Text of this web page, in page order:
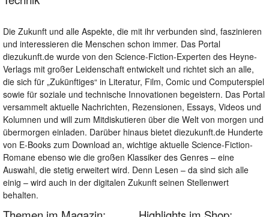
Die Zukunft und alle Aspekte, die mit ihr verbunden sind, faszinieren
und interessieren die Menschen schon immer. Das Portal
diezukunft.de wurde von den Science-Fiction-Experten des Heyne-
Verlags mit großer Leidenschaft entwickelt und richtet sich an alle,
die sich für „Zukünftiges“ in Literatur, Film, Comic und Computerspiel
sowie für soziale und technische Innovationen begeistern. Das Portal
versammelt aktuelle Nachrichten, Rezensionen, Essays, Videos und
Kolumnen und will zum Mitdiskutieren über die Welt von morgen und
übermorgen einladen. Darüber hinaus bietet diezukunft.de Hunderte
von E-Books zum Download an, wichtige aktuelle Science-Fiction-
Romane ebenso wie die großen Klassiker des Genres – eine
Auswahl, die stetig erweitert wird. Denn Lesen – da sind sich alle
einig – wird auch in der digitalen Zukunft seinen Stellenwert
behalten.